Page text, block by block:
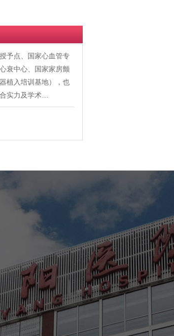
予点、国家心血管专
衰中心、国家家房颤
植入培训基地），也
实力及学术…